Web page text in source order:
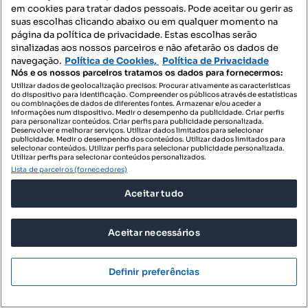
Localizações recomendadas
Moradias para comprar - Alcanena e Vila Moreira
Moradias para comprar - Bugalhos
Moradias para comprar - Malhou, Louriceira e Espinheiro
Moradias para comprar - Minde
Moradias para comprar - Moitas Venda
Moradias para comprar - Monsanto
em cookies para tratar dados pessoais. Pode aceitar ou gerir as
suas escolhas clicando abaixo ou em qualquer momento na
página da política de privacidade. Estas escolhas serão
sinalizadas aos nossos parceiros e não afetarão os dados de
navegação. Política de Cookies, Política de Privacidade
Nós e os nossos parceiros tratamos os dados para fornecermos:
Utilizar dados de geolocalização precisos. Procurar ativamente as características
do dispositivo para identificação. Compreender os públicos através de estatísticas
ou combinações de dados de diferentes fontes. Armazenar e/ou aceder a
informações num dispositivo. Medir o desempenho da publicidade. Criar perfis
para personalizar conteúdos. Criar perfis para publicidade personalizada.
Desenvolver e melhorar serviços. Utilizar dados limitados para selecionar
publicidade. Medir o desempenho dos conteúdos. Utilizar dados limitados para
selecionar conteúdos. Utilizar perfis para selecionar publicidade personalizada.
Utilizar perfis para selecionar conteúdos personalizados.
Lista de parceiros (fornecedores)
Aceitar tudo
Aceitar necessários
Definir preferências